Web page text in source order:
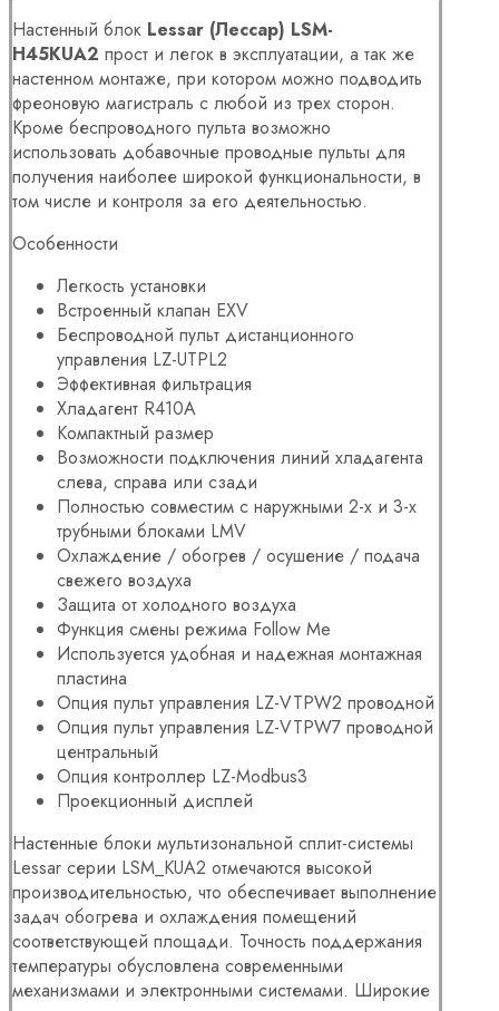
Настенный блок Lessar (Лессар) LSM-
H45KUA2 прост и легок в эксплуатации, а так же
настенном монтаже, при котором можно подводить
фреоновую магистраль с любой из трех сторон.
Кроме беспроводного пульта возможно
использовать добавочные проводные пульты для
получения наиболее широкой функциональности, в
том числе и контроля за его деятельностью.
Особенности
Легкость установки
Встроенный клапан EXV
Беспроводной пульт дистанционного
управления LZ-UTPL2
Эффективная фильтрация
Хладагент R410A
Компактный размер
Возможности подключения линий хладагента
слева, справа или сзади
Полностью совместим с наружными 2-х и 3-х
трубными блоками LMV
Охлаждение / обогрев / осушение / подача
свежего воздуха
Защита от холодного воздуха
Функция смены режима Follow Me
Используется удобная и надежная монтажная
пластина
Опция пульт управления LZ-VTPW2 проводной
Опция пульт управления LZ-VTPW7 проводной
центральный
Опция контроллер LZ-Modbus3
Проекционный дисплей
Настенные блоки мультизональной сплит-системы
Lessar серии LSM_KUA2 отмечаются высокой
производительностью, что обеспечивает выполнение
задач обогрева и охлаждения помещений
соответствующей площади. Точность поддержания
температуры обусловлена современными
механизмами и электронными системами. Широкие